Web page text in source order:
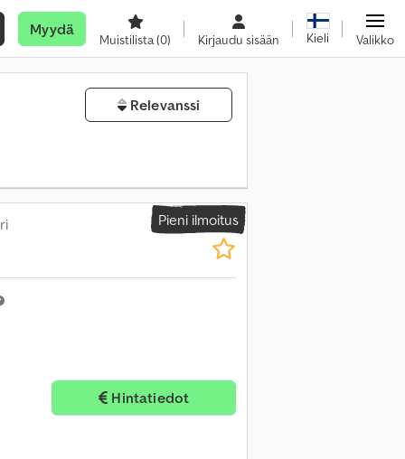
Myydä
Muistilista(0) Kirjaudu sisään Kieli Valikko
Relevanssi
Pieni ilmoitus
Hintatiedot